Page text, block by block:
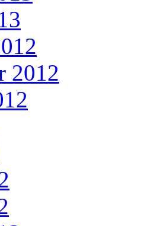
2012